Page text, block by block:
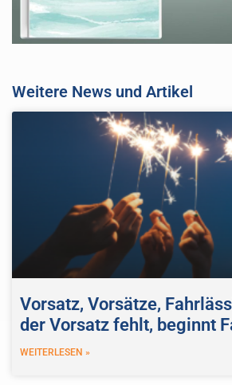
Weitere News und Artikel
Vorsatz, Vorsätze,
der Vorsatz fehlt, beginnt
WEITERLESEN »